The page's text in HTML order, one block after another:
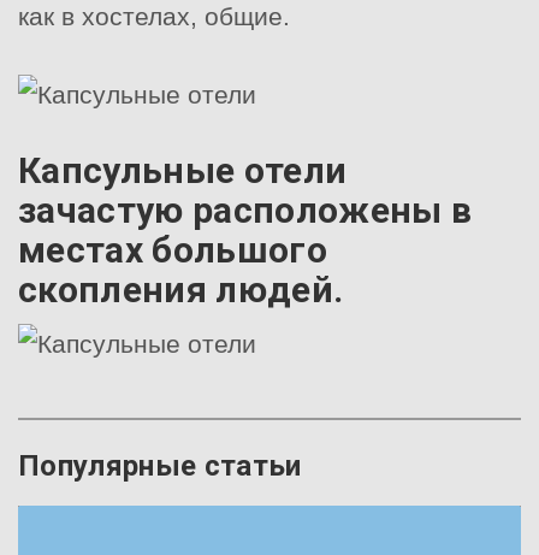
как в хостелах, общие.
Капсульные отели
зачастую расположены в
местах большого
скопления людей.
Популярные статьи